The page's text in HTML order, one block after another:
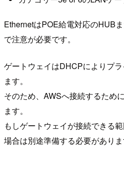
EthernetはPOE給電対応のHUB
で注意が必要です。
ゲートウェイはDHCPによりプ
ます。
そのため、AWSへ接続するため
ます。
もしゲートウェイが接続できる
場合は別途準備する必要がありま